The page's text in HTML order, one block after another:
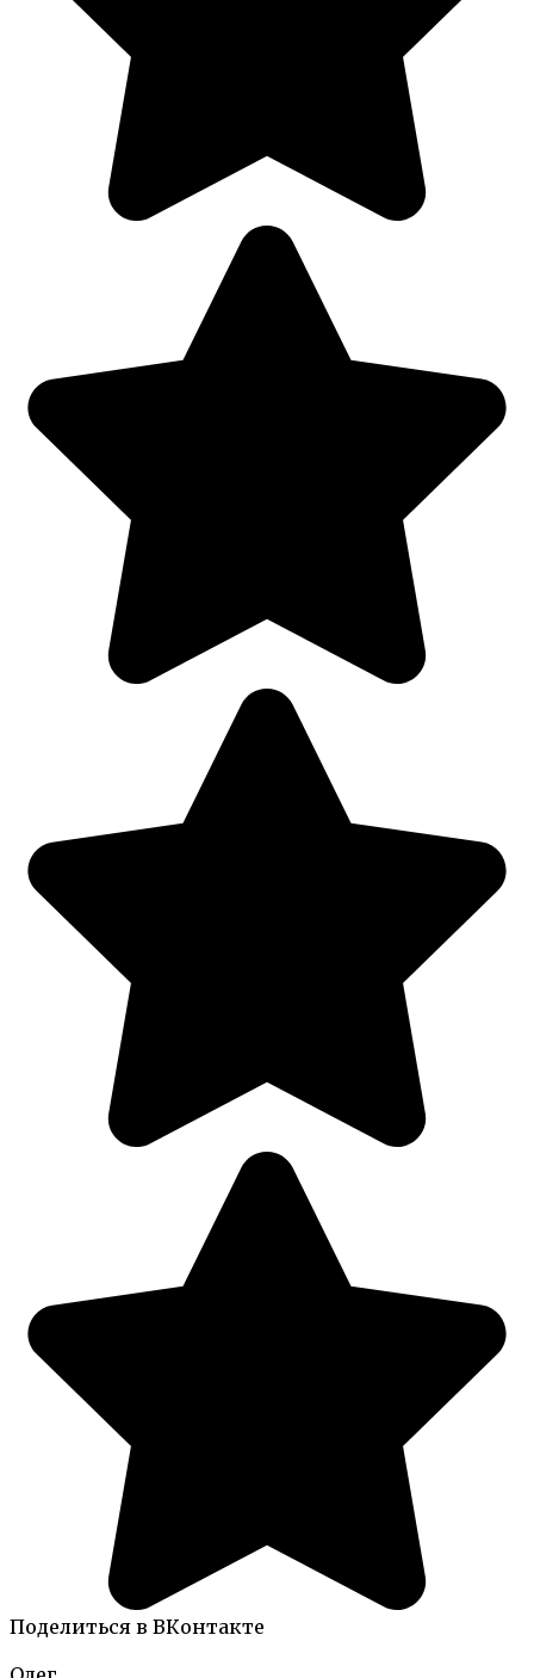
Поделиться в ВКонтакте